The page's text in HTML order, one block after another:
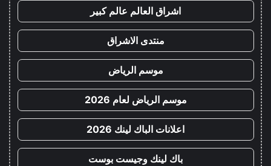
اشراق العالم عالم كبير
منتدى الاشراق
موسم الرياض
موسم الرياض لعام 2026
اعلانات الباك لينك 2026
باك لينك وجيست بوست